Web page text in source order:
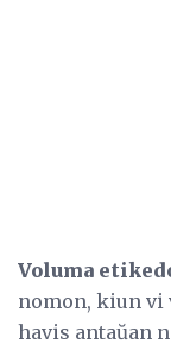
Voluma
nomon, kiun vi
havis antaŭan